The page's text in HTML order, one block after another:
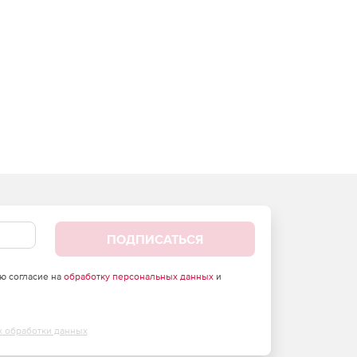
ПОДПИСАТЬСЯ
согласие на обработку персональных данныхи
обработки данных